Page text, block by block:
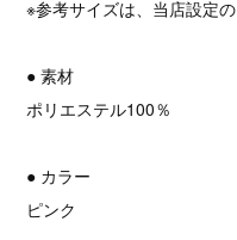
※参考サイズは、当店設定
● 素材
ポリエステル100％
● カラー
ピンク